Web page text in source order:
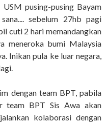
pusing-pusing Bayam
sebelum 27hb pagi
cuti 2 hari memandangkan
meneroka bumi Malaysia
Inikan pula ke luar negara,
dengan team BPT, pabila
team BPT Sis Awa akan
kolaborasi dengan